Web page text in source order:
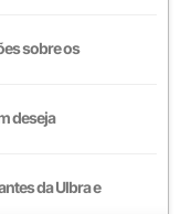
sobre os
deseja
da Ulbra e